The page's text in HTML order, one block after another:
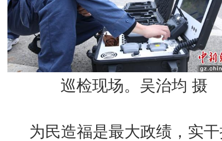
巡检现场。吴治均 摄
为民造福是最大政绩，实干